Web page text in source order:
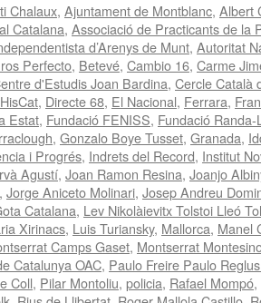
Chalaux, Ajuntament de Montblanc, Albert
Catalana, Associació de Practicants de la
d’Arenys de Munt, Autoritat
Perfecto, Betevé, Cambio 16, Carme
d'Estudis Joan Bardina, Cercle Català
, Directe 68, El Nacional, Ferrara,
Estat, Fundació FENISS, Fundació
, Gonzalo Boye Tusset, Granada,
i Progrés, Indrets del Record, Institut
Agustí, Joan Ramon Resina, Joanjo
, Jorge Aniceto Molinari, Josep Andreu
Catalana, Lev Nikolàievitx Tolstoi Lleó
Xirinacs, Luis Turiansky, Mallorca, Manel
Camps Gaset, Montserrat
Catalunya OAC, Paulo Freire Paulo
Coll, Pilar Montoliu, policia, Rafael Mompó,